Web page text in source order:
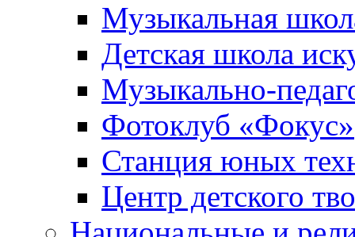
Музыкальная
Детская школа
Музыкально-
Фотоклуб «Фокус»
Станция юных
Центр детского